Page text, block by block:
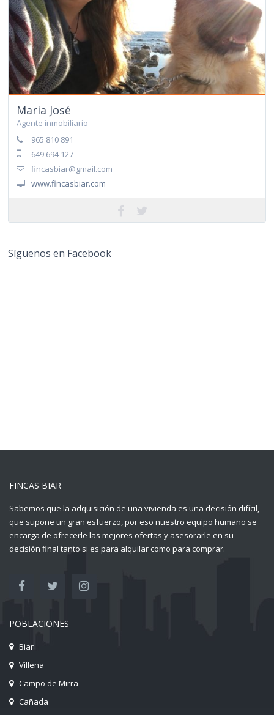
Maria José
Agente inmobiliario
965 810 891
649 694 127
fincasbiar@gmail.com
www.fincasbiar.com
Síguenos en Facebook
FINCAS BIAR
Sabemos que la adquisición de una vivienda es una decisión difícil,
que supone un gran esfuerzo, por eso nuestro equipo humano se
encarga de ofrecerle las mejores ofertas y asesorarle en su
decisión final tanto si es para alquilar como para comprar.
POBLACIONES
Biar
Villena
Campo de Mirra
Cañada